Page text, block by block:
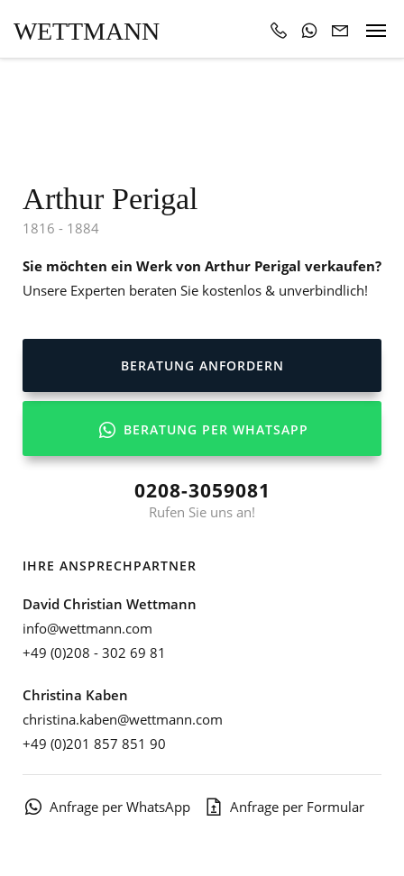
WETTMANN
Arthur Perigal
1816 - 1884
Sie möchten ein Werk von Arthur Perigal verkaufen?
Unsere Experten beraten Sie kostenlos & unverbindlich!
BERATUNG ANFORDERN
BERATUNG PER WHATSAPP
0208-3059081
Rufen Sie uns an!
IHRE ANSPRECHPARTNER
David Christian Wettmann
info@wettmann.com
+49 (0)208 - 302 69 81
Christina Kaben
christina.kaben@wettmann.com
+49 (0)201 857 851 90
Anfrage per WhatsApp Anfrage per Formular